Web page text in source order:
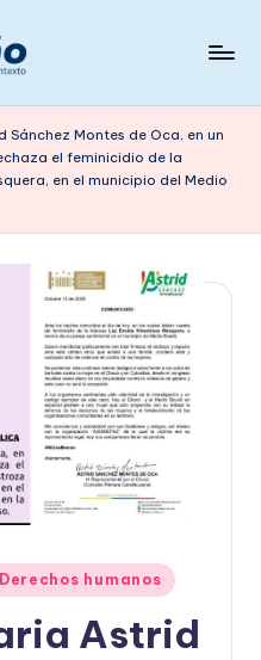
Montes de Oca, en un
el feminicidio de la
en el municipio del Medio
humanos
Astrid